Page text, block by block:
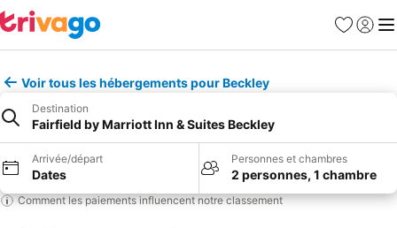
Favoris
Se
Voir tous les hébergements pour Beckley
Destination
Fairfield by Marriott Inn & Suites Beckley
Arrivée/départ
Dates
Personnes et chambres
2 personnes, 1 chambre
Comment les paiements influencent notre classement